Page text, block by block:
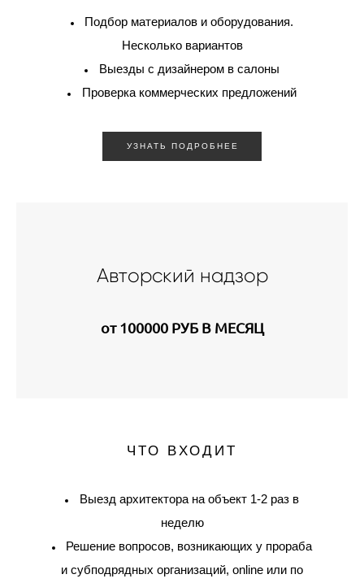
Подбор материалов и оборудования.
Несколько вариантов
Выезды с дизайнером в салоны
Проверка коммерческих предложений
УЗНАТЬ ПОДРОБНЕЕ
Авторский надзор
от 100000 РУБ В МЕСЯЦ
ЧТО ВХОДИТ
Выезд архитектора на объект 1-2 раз в
неделю
Решение вопросов, возникающих у прораба
и субподрядных организаций, online или по